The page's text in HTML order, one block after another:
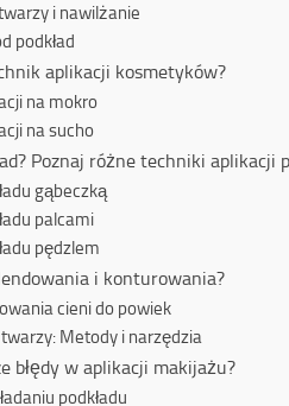
i nawilżanie
podkład
aplikacji kosmetyków?
na mokro
na sucho
Poznaj różne techniki aplikacji
gąbeczką
palcami
pędzlem
i konturowania?
cieni do powiek
Metody i narzędzia
błędy w aplikacji makijażu?
podkładu